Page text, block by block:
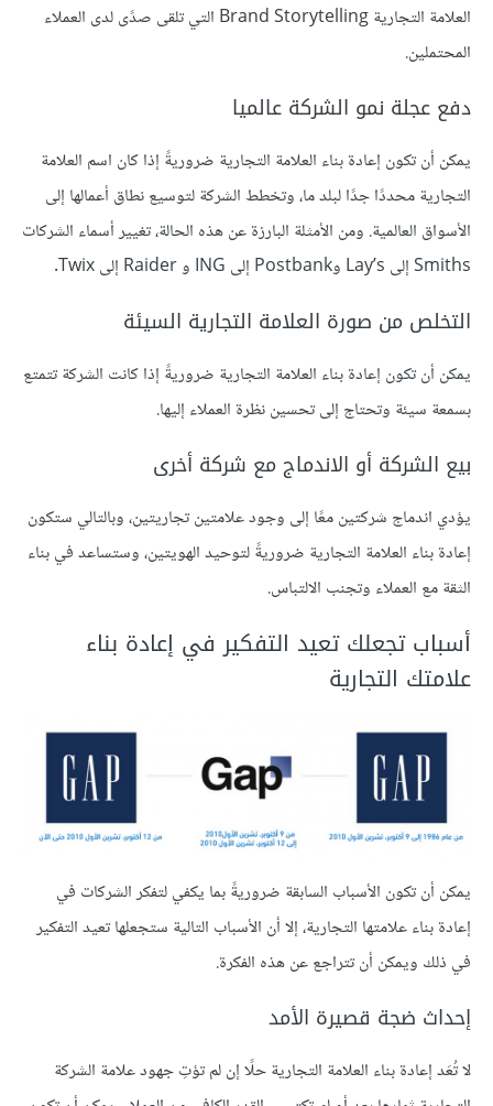
العلامة التجارية Brand Storytelling التي تلقى صدًى لدى العملاء
المحتملين.
دفع عجلة نمو الشركة عالميا
يمكن أن تكون إعادة بناء العلامة التجارية ضروريةً إذا كان اسم العلامة
التجارية محددًا جدًا لبلد ما، وتخطط الشركة لتوسيع نطاق أعمالها إلى
الأسواق العالمية. ومن الأمثلة البارزة عن هذه الحالة، تغيير أسماء الشركات
Smiths إلى Lay’s وPostbank إلى ING و Raider إلى Twix.
التخلص من صورة العلامة التجارية السيئة
يمكن أن تكون إعادة بناء العلامة التجارية ضروريةً إذا كانت الشركة تتمتع
بسمعة سيئة وتحتاج إلى تحسين نظرة العملاء إليها.
بيع الشركة أو الاندماج مع شركة أخرى
يؤدي اندماج شركتين معًا إلى وجود علامتين تجاريتين، وبالتالي ستكون
إعادة بناء العلامة التجارية ضروريةً لتوحيد الهويتين، وستساعد في بناء
الثقة مع العملاء وتجنب الالتباس.
أسباب تجعلك تعيد التفكير في إعادة بناء
علامتك التجارية
يمكن أن تكون الأسباب السابقة ضروريةً بما يكفي لتفكر الشركات في
إعادة بناء علامتها التجارية، إلا أن الأسباب التالية ستجعلها تعيد التفكير
في ذلك ويمكن أن تتراجع عن هذه الفكرة.
إحداث ضجة قصيرة الأمد
لا تُعَد إعادة بناء العلامة التجارية حلًا إن لم تؤتِ جهود علامة الشركة